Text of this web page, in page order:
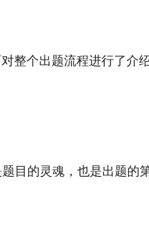
整个出题流程进行了介
目的灵魂，也是出题的第